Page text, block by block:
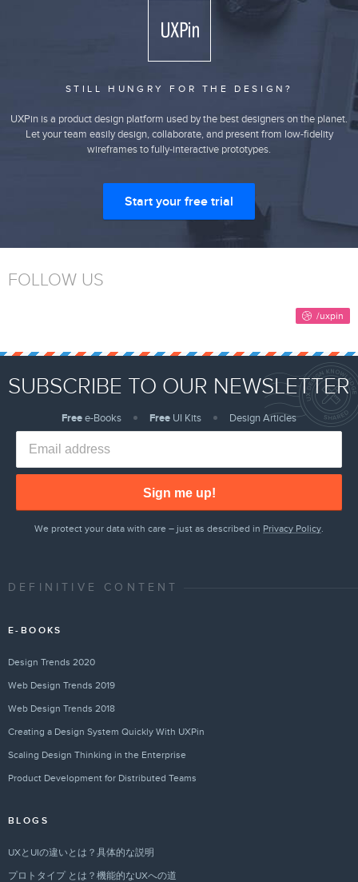
STILL HUNGRY FOR THE DESIGN?
UXPin is a product design platform used by the best designers on the planet.
Let your team easily design, collaborate, and present from low-fidelity
wireframes to fully-interactive prototypes.
Start your free trial
FOLLOW US
SUBSCRIBE TO OUR NEWSLETTER
Freee-Books Free UI Kits Design Articles
Sign me up!
We protect your data with care – just as described in Privacy Policy.
DEFINITIVE CONTENT
E-BOOKS
Design Trends 2020
Web Design Trends 2019
Web Design Trends 2018
Creating a Design System Quickly With UXPin
Scaling Design Thinking in the Enterprise
Product Development for Distributed Teams
BLOGS
UXとUIの違いとは？具体的な説明
プロトタイプ とは？機能的なUXへの道